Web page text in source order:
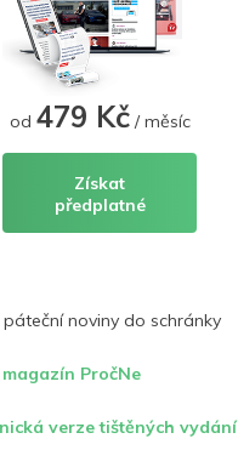
od 479 Kč/ měsíc
Získat
předplatné
noviny do schránky
magazín PročNe
verze tištěných vydání